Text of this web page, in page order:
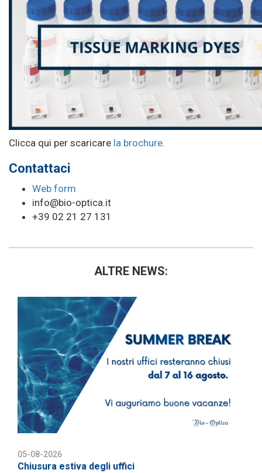
Clicca qui per scaricare la brochure.
Contattaci
Web form
info@bio-optica.it
+39 02 21 27 131
ALTRE NEWS:
05-08-2026
Chiusura estiva degli uffici